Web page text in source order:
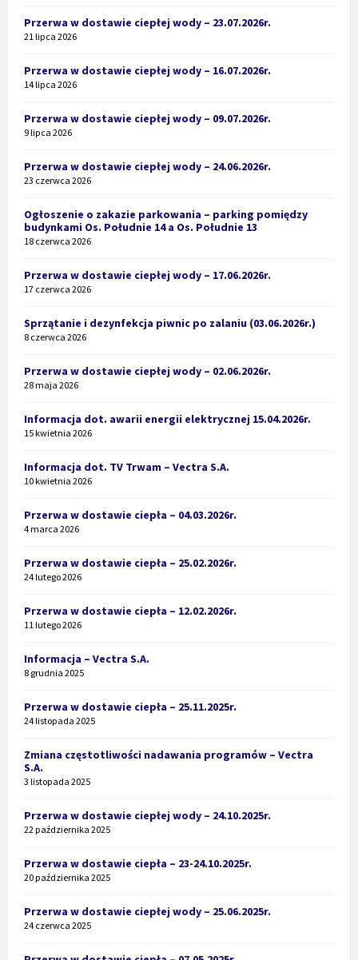
Przerwa w dostawie ciepłej wody – 23.07.2026r.
21 lipca 2026
Przerwa w dostawie ciepłej wody – 16.07.2026r.
14 lipca 2026
Przerwa w dostawie ciepłej wody – 09.07.2026r.
9 lipca 2026
Przerwa w dostawie ciepłej wody – 24.06.2026r.
23 czerwca 2026
Ogłoszenie o zakazie parkowania – parking pomiędzy
budynkami Os. Południe 14 a Os. Południe 13
18 czerwca 2026
Przerwa w dostawie ciepłej wody – 17.06.2026r.
17 czerwca 2026
Sprzątanie i dezynfekcja piwnic po zalaniu (03.06.2026r.)
8 czerwca 2026
Przerwa w dostawie ciepłej wody – 02.06.2026r.
28 maja 2026
Informacja dot. awarii energii elektrycznej 15.04.2026r.
15 kwietnia 2026
Informacja dot. TV Trwam – Vectra S.A.
10 kwietnia 2026
Przerwa w dostawie ciepła – 04.03.2026r.
4 marca 2026
Przerwa w dostawie ciepła – 25.02.2026r.
24 lutego 2026
Przerwa w dostawie ciepła – 12.02.2026r.
11 lutego 2026
Informacja – Vectra S.A.
8 grudnia 2025
Przerwa w dostawie ciepła – 25.11.2025r.
24 listopada 2025
Zmiana częstotliwości nadawania programów – Vectra
S.A.
3 listopada 2025
Przerwa w dostawie ciepłej wody – 24.10.2025r.
22 października 2025
Przerwa w dostawie ciepła – 23-24.10.2025r.
20 października 2025
Przerwa w dostawie ciepłej wody – 25.06.2025r.
24 czerwca 2025